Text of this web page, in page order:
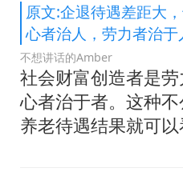
原文:企退待遇差距大
心者治人，劳力者治于
不想讲话的Amber
社会财富创造者是
心者治于者。这种
养老待遇结果就可以